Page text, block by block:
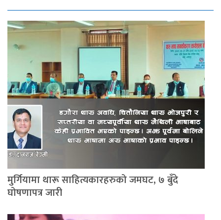
मुर्गियामा थारू साहित्यकारहरुको जमघट, ७ बुँदे
घोषणापत्र जारी